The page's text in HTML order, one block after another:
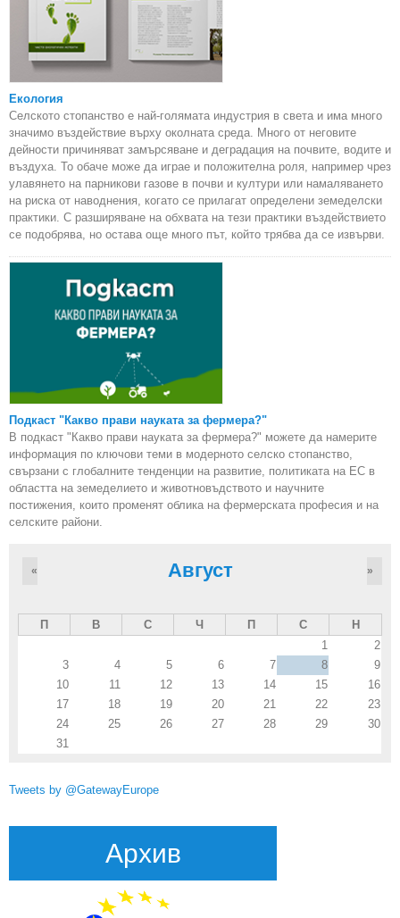
Екология
Селското стопанство е най-голямата индустрия в света и има много
значимо въздействие върху околната среда. Много от неговите
дейности причиняват замърсяване и деградация на почвите, водите и
въздуха. То обаче може да играе и положителна роля, например чрез
улавянето на парникови газове в почви и култури или намаляването
на риска от наводнения, когато се прилагат определени земеделски
практики. С разширяване на обхвата на тези практики въздействието
се подобрява, но остава още много път, който трябва да се извърви.
Подкаст "Какво прави науката за фермера?"
В подкаст "Какво прави науката за фермера?" можете да намерите
информация по ключови теми в модерното селско стопанство,
свързани с глобалните тенденции на развитие, политиката на ЕС в
областта на земеделието и животновъдството и научните
постижения, които променят облика на фермерската професия и на
селските райони.
Август
« »
П В С Ч П С
Н
1
2
3
4 5 6 7 8
9
10
11 12 13 14 15
16
17
18 19 20 21 22
23
24
25 26 27 28 29
30
31
Tweets by @GatewayEurope
Архив